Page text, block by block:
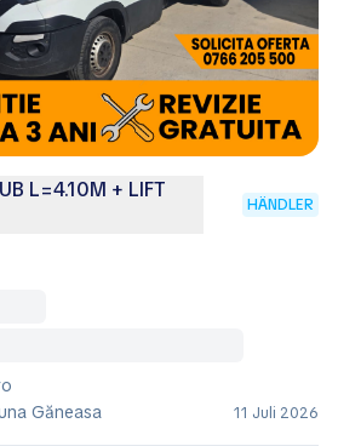
L=4.10M + LIFT
HÄNDLER
Găneasa
11 Juli 2026